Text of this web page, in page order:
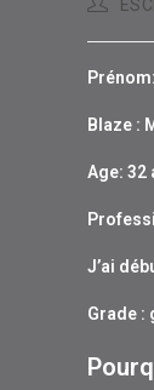
la
Blaze :
Age: 32
J’ai
Grade :